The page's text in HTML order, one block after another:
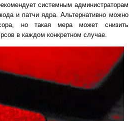
системным администраторам
и патчи ядра. Альтернативно можно
но такая мера может снизить
в каждом конкретном случае.